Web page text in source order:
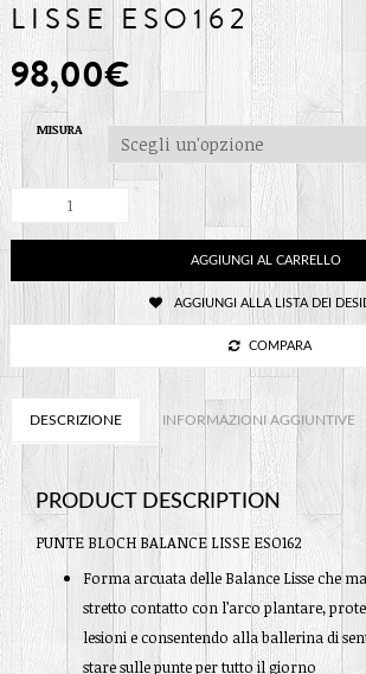
LISSE ESO162
98,00€
MISURA
BLOCH
BALANCE
ESO162
quantità
AGGIUNGI AL CARRELLO
AGGIUNGI ALLA LISTA DEI
COMPARA
DESCRIZIONE INFORMAZIONI AGGIUNTIVE
PRODUCT DESCRIPTION
PUNTE BLOCH BALANCE LISSE ESO162
Forma arcuata delle Balance Lisse che
stretto contatto con l’arco plantare,
lesioni e consentendo alla ballerina di
stare sulle punte per tutto il giorno